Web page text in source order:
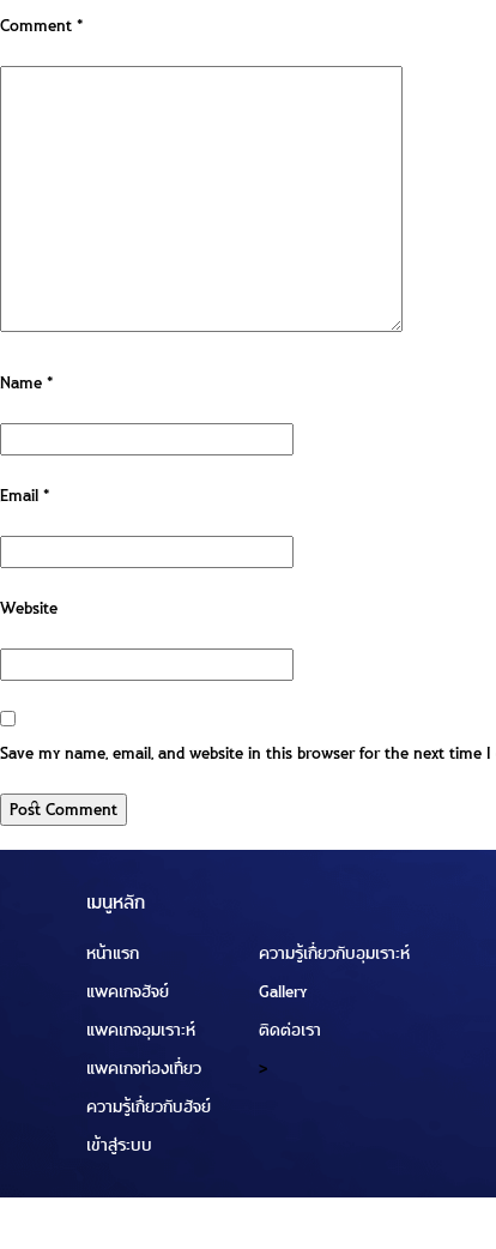
Comment*
Name*
Email*
Website
Save my name, email, and website in this browser for the next time
เมนูหลัก
หน้าแรก
แพคเกจฮัจย์
แพคเกจอุมเราะห์
แพคเกจท่องเที่ยว
ความรู้เกี่ยวกับฮัจย์
เข้าสู่ระบบ
ความรู้เกี่ยวกับอุมเราะห์
Gallery
ติดต่อเรา
>